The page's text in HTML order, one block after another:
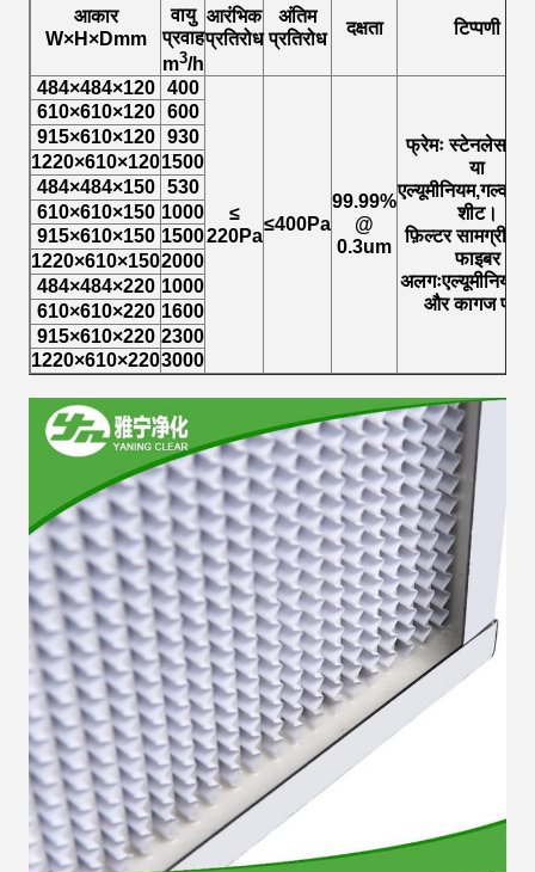
आकार
W×H×Dmm
वायु
प्रवाह
m3/h
आरंभिक
प्रतिरोध
अंतिम
प्रतिरोध
दक्षता टिप्पणी
484×484×120 400
≤
220Pa
≤400Pa
99.99%
@
0.3um
फ्रेमः स्टेनलेस
या
शीट।
फ़िल्टर
फाइबर
अलगःएल्यूमीनियम
और कागज पन्नी
610×610×120 600
915×610×120 930
1220×610×1201500
484×484×150 530
610×610×150 1000
915×610×150 1500
1220×610×1502000
484×484×220 1000
610×610×220 1600
915×610×220 2300
1220×610×2203000